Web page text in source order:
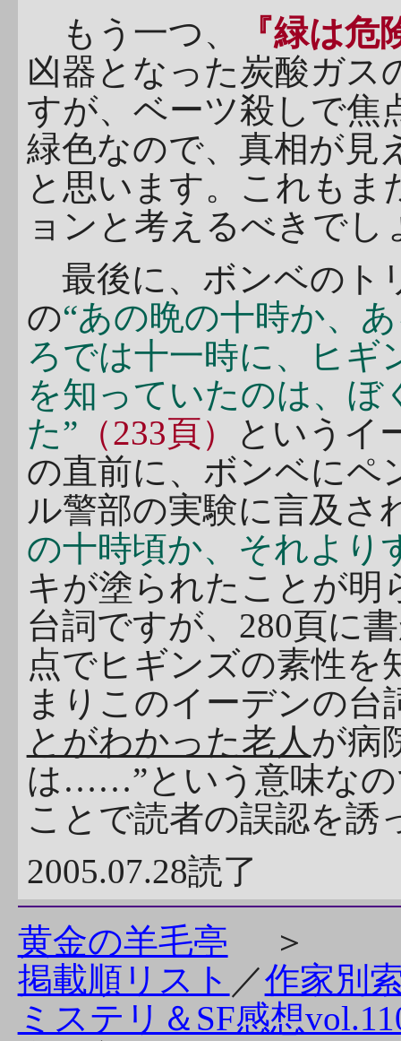
もう一つ、
『緑は危
凶器となった炭酸ガス
すが、ベーツ殺しで焦
緑色なので、真相が見
と思います。これも
ョンと考えるべきでし
最後に、ボンベのト
の“あの晩の十時か、
ろでは十一時に、ヒギ
を知っていたのは、ぼ
た” （233頁）
というイ
の直前に、ボンベにペ
ル警部の実験に言及さ
の十時頃か、それより
キが塗られたことが明
台詞ですが、280頁に
点でヒギンズの素性を
まりこのイーデンの台
とがわかった老人 が病
は……”という意味なの
ことで読者の誤認を誘
2005.07.28読了
黄金の羊毛亭 ＞
掲載順リスト ／作家別
ミステリ＆SF感想